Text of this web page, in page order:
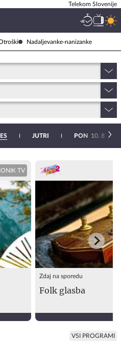
Telekom Slovenije
Nadaljevanke-nanizanke
JUTRI PON 10. 8.
TV
Zdaj na sporedu
Folk glasba
VSI PROGRAMI